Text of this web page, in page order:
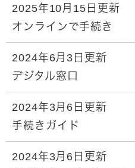
2025年10月15日更新
オンラインで手続き
2024年6月3日更新
デジタル窓口
2024年3月6日更新
手続きガイド
2024年3月6日更新